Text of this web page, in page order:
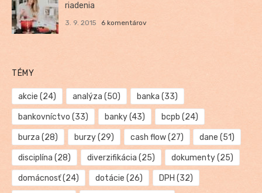
riadenia
3. 9. 2015 6 komentárov
TÉMY
akcie (24) analýza (50) banka (33)
bankovníctvo (33) banky(43) bcpb (24)
burza (28) burzy(29) cash flow(27) dane (51)
disciplína (28) diverzifikácia (25) dokumenty(25)
domácnosť(24) dotácie (26) DPH (32)